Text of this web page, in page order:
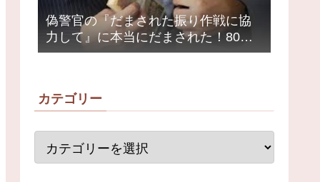
偽警官の『だまされた振り作戦に協
力して』に本当にだまされた！80代
女性1200万円被害
カテゴリー